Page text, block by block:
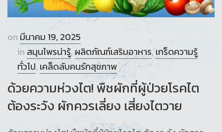
on มีนาคม 19, 2025
in สมุนไพรน่ารู้,ผลิตภัณฑ์เสริมอาหาร,เกร็ดความรู้
ทั่วไป, เคล็ดลับคนรักสุขภาพ
ด้วยความห่วงไต! พืชผักที่ผู้ป่วยโรคไต
ต้องระวัง ผักควรเลี่ยง เสี่ยงไตวาย